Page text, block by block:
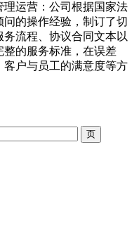
运营：公司根据国家法
的操作经验，制订了切
流程、协议合同文本以
整的服务标准，在误差
户与员工的满意度等方